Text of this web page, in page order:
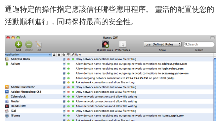
通過特定的操作指定應該信任哪些應用程序。 靈活的配置使您的
活動順利進行，同時保持最高的安全性。